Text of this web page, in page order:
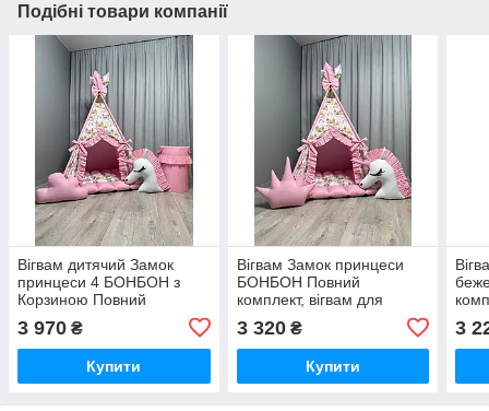
Подібні товари компанії
Вігвам дитячий Замок
принцеси 4 БОНБОН з
Корзиною Повний
дівчинки, вігвам для дітей,
дитячий вігвам, вігвам
3 970 ₴
Купити
Вігвам Замок принцеси
БОНБОН Повний
комплект, вігвам для
дівчинки, вігвам для дітей,
дитячий вігвам, дитяча
палатка, вігвам
3 320₴
Купити
3